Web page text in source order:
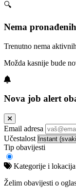
🔍
Nema
Trenutno nema
Možda kasnije bude
Nova job alert
Email adresa
Učestalost
Tip obavijesti
Kategorije i lokacija
Želim obavijesti o